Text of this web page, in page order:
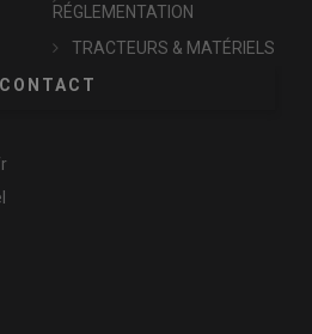
RÉGLEMENTATION
TRACTEURS & MATÉRIELS